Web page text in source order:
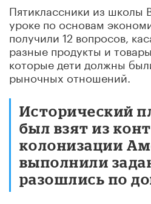
Пятиклассники из школы
уроке по основам
получили 12 вопросов,
разные продукты и
которые дети должны
рыночных отношений.
Исторический
был взят из
колонизации
выполнили
разошлись по